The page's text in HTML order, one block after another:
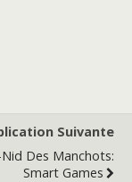
Suivante
Des Manchots:
Smart Games